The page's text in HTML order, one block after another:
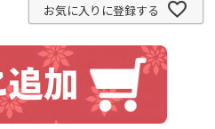
お気に入りに登録する